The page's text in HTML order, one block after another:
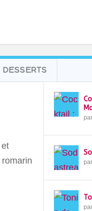
DESSERTS
par
par
par